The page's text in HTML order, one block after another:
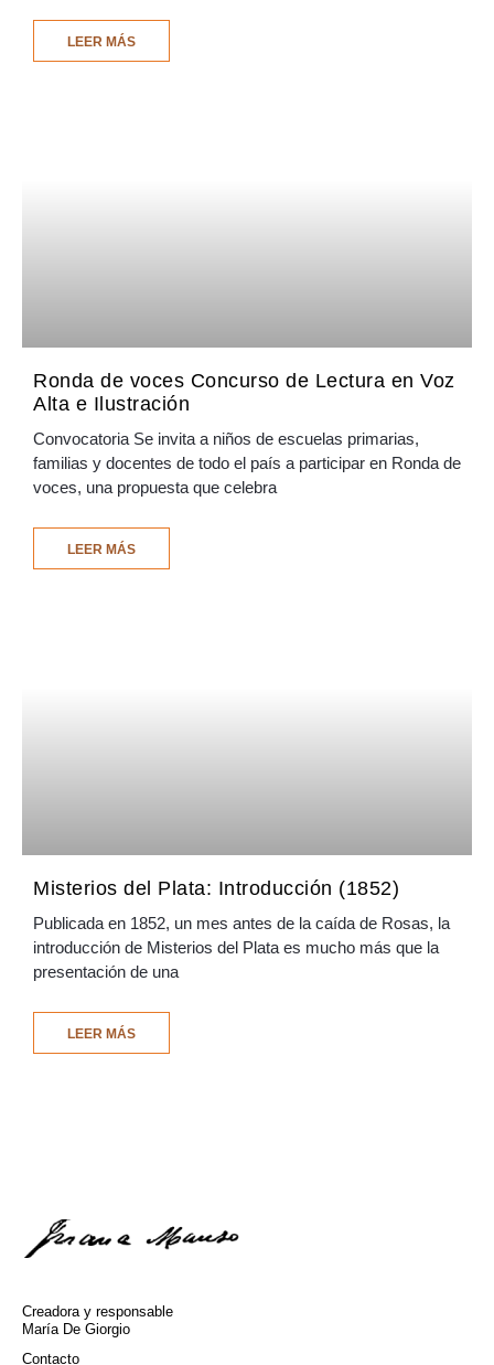
LEER MÁS
Ronda de voces Concurso de Lectura en Voz
Alta e Ilustración
Convocatoria Se invita a niños de escuelas primarias,
familias y docentes de todo el país a participar en Ronda de
voces, una propuesta que celebra
LEER MÁS
Misterios del Plata: Introducción (1852)
Publicada en 1852, un mes antes de la caída de Rosas, la
introducción de Misterios del Plata es mucho más que la
presentación de una
LEER MÁS
Creadora y responsable
María De Giorgio
Contacto